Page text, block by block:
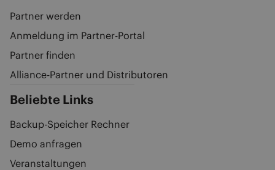
Partner werden
Anmeldung im Partner-Portal
Partner finden
Alliance-Partner und Distributoren
Beliebte Links
Backup-Speicher Rechner
Demo anfragen
Veranstaltungen